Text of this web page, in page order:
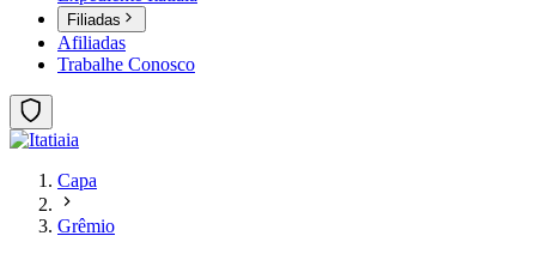
Filiadas
Afiliadas
Trabalhe Conosco
Capa
Grêmio